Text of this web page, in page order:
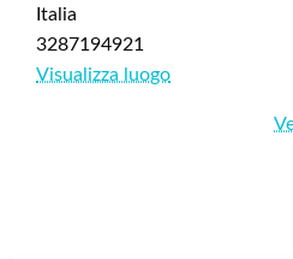
5°
Turno
Italia
3287194921
Visualizza luogo